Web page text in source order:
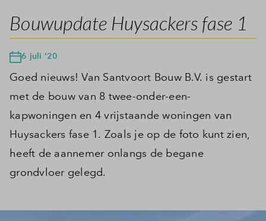
Bouwupdate Huysackers fase 1
6 juli '20
Goed nieuws! Van Santvoort Bouw B.V. is gestart
met de bouw van 8 twee-onder-een-
kapwoningen en 4 vrijstaande woningen van
Huysackers fase 1. Zoals je op de foto kunt zien,
heeft de aannemer onlangs de begane
grondvloer gelegd.